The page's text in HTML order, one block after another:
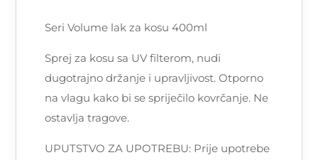
Seri Volume lak za kosu 400ml
Sprej za kosu sa UV filterom, nudi
dugotrajno držanje i upravljivost. Otporno
na vlagu kako bi se spriječilo kovrčanje. Ne
ostavlja tragove.
UPUTSTVO ZA UPOTREBU: Prije upotrebe